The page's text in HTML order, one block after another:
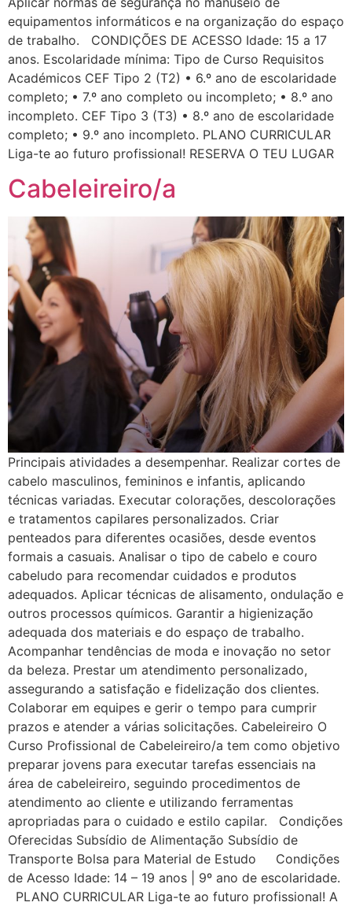
equipamentos informáticos e na organização do espaço
de trabalho. CONDIÇÕES DE ACESSO Idade: 15 a 17
anos. Escolaridade mínima: Tipo de Curso Requisitos
Académicos CEF Tipo 2 (T2) • 6.º ano de escolaridade
completo; • 7.º ano completo ou incompleto; • 8.º ano
incompleto. CEF Tipo 3 (T3) • 8.º ano de escolaridade
completo; • 9.º ano incompleto. PLANO CURRICULAR
Liga-te ao futuro profissional! RESERVA O TEU LUGAR
Cabeleireiro/a
Principais atividades a desempenhar. Realizar cortes de
cabelo masculinos, femininos e infantis, aplicando
técnicas variadas. Executar colorações, descolorações
e tratamentos capilares personalizados. Criar
penteados para diferentes ocasiões, desde eventos
formais a casuais. Analisar o tipo de cabelo e couro
cabeludo para recomendar cuidados e produtos
adequados. Aplicar técnicas de alisamento, ondulação e
outros processos químicos. Garantir a higienização
adequada dos materiais e do espaço de trabalho.
Acompanhar tendências de moda e inovação no setor
da beleza. Prestar um atendimento personalizado,
assegurando a satisfação e fidelização dos clientes.
Colaborar em equipes e gerir o tempo para cumprir
prazos e atender a várias solicitações. Cabeleireiro O
Curso Profissional de Cabeleireiro/a tem como objetivo
preparar jovens para executar tarefas essenciais na
área de cabeleireiro, seguindo procedimentos de
atendimento ao cliente e utilizando ferramentas
apropriadas para o cuidado e estilo capilar. Condições
Oferecidas Subsídio de Alimentação Subsídio de
Transporte Bolsa para Material de Estudo Condições
de Acesso Idade: 14 – 19 anos | 9º ano de escolaridade.
PLANO CURRICULAR Liga-te ao futuro profissional! A